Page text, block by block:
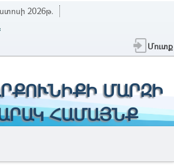
2026թ.
Մուտք
ՄԱՐԶԻ
ՀԱՄԱՅՆՔ